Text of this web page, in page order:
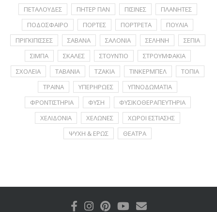
ΠΕΤΑΛΟΥΔΕΣ
ΠΗΤΕΡ ΠΑΝ ΠΙΣΙΝΕΣ
ΠΛΑΝΗΤΕΣ
ΠΟΔΟΣΦΑΙΡΟ
ΠΟΡΤΕΣ ΠΟΡΤΡΕΤA
ΠΟΥΛΙΑ
ΠΡΙΓΚΙΠΙΣΣΕΣ
ΣΑΒΑΝΑ ΣΑΛΟΝΙΑ ΣΕΛΗΝΗ
ΣΕΠΙΑ
ΣΙΜΠΑ
ΣΚΑΛΕΣ ΣΤΟΥΝΤΙΟ
ΣΤΡΟΥΜΦΑΚΙΑ
ΣΧΟΛΕΙΑ
ΤΑΒΑΝΙΑ ΤΖΑΚΙΑ ΤΙΝΚΕΡΜΠΕΛ
ΤΟΠΙΑ
ΤΡΑΙΝΑ
ΥΠΕΡΗΡΩΕΣ
ΥΠΝΟΔΩΜΑΤΙΑ
ΦΡΟΝΤΙΣΤΗΡΙΑ
ΦΥΣΗ
ΦΥΣΙΚΟΘΕΡΑΠΕΥΤΗΡΙΑ
ΧΕΛΙΔΟΝΙΑ
ΧΕΛΩΝΕΣ
ΧΩΡΟΙ ΕΣΤΙΑΣΗΣ
ΨΥΧΗ & ΕΡΩΣ
ΘΕΑΤΡΑ